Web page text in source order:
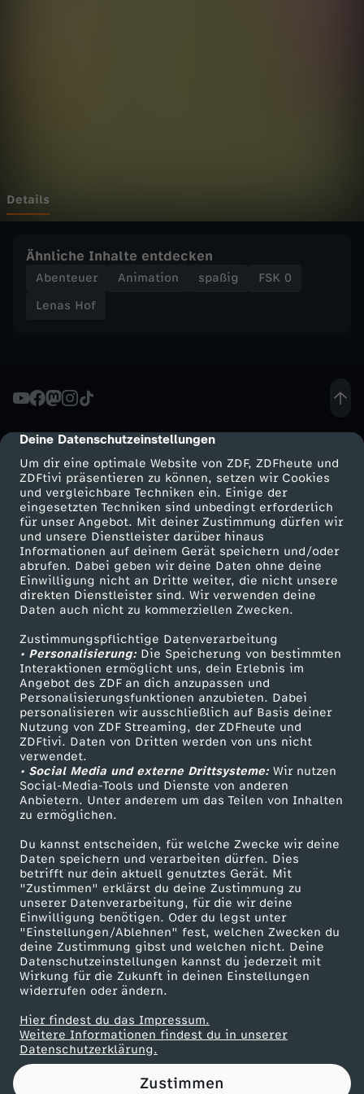
cmp-dialog-description
Deine Datenschutzeinstellungen
Um dir eine optimale Website von ZDF, ZDFheute und
ZDFtivi präsentieren zu können, setzen wir Cookies
und vergleichbare Techniken ein. Einige der
eingesetzten Techniken sind unbedingt erforderlich
für unser Angebot. Mit deiner Zustimmung dürfen wir
und unsere Dienstleister darüber hinaus
Informationen auf deinem Gerät speichern und/oder
abrufen. Dabei geben wir deine Daten ohne deine
Einwilligung nicht an Dritte weiter, die nicht unsere
direkten Dienstleister sind. Wir verwenden deine
Daten auch nicht zu kommerziellen Zwecken.
Zustimmungspflichtige Datenverarbeitung
• Personalisierung:Die Speicherung von bestimmten
Interaktionen ermöglicht uns, dein Erlebnis im
Angebot des ZDF an dich anzupassen und
Personalisierungsfunktionen anzubieten. Dabei
personalisieren wir ausschließlich auf Basis deiner
Nutzung von ZDF Streaming, der ZDFheute und
ZDFtivi. Daten von Dritten werden von uns nicht
verwendet.
• Social Media und externe Drittsysteme:Wir nutzen
Social-Media-Tools und Dienste von anderen
Anbietern. Unter anderem um das Teilen von Inhalten
zu ermöglichen.
Du kannst entscheiden, für welche Zwecke wir deine
Daten speichern und verarbeiten dürfen. Dies
betrifft nur dein aktuell genutztes Gerät. Mit
"Zustimmen" erklärst du deine Zustimmung zu
unserer Datenverarbeitung, für die wir deine
Einwilligung benötigen. Oder du legst unter
"Einstellungen/Ablehnen" fest, welchen Zwecken du
deine Zustimmung gibst und welchen nicht. Deine
Datenschutzeinstellungen kannst du jederzeit mit
Wirkung für die Zukunft in deinen Einstellungen
widerrufen oder ändern.
Hier findest du das Impressum.
Weitere Informationen findest du in unserer
Datenschutzerklärung.
Zustimmen
u
b
e
e
n
i
m
B
a
u
c
h
Details
Ähnliche Inhalte entdecken
Abenteuer Animation spaßig
FSK 0
Lenas Hof
Mehr ZDF
ZDF-Apps
Smart TV
ZDFtext
Livestreams
Sendungen A-Z
TV-Programm
Service
ZDFmitreden
Kontakt zum ZDF
Tickets
Zuschauerservice
Hilfe
ZDF Unternehmen
Karriere
ZDF goes Schule
Werbefernsehen
Mainzelmännchen
Partner